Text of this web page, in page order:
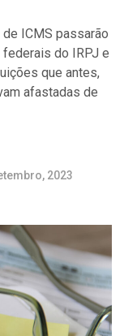
ICMS passarão
do IRPJ e
que antes,
afastadas de
2023